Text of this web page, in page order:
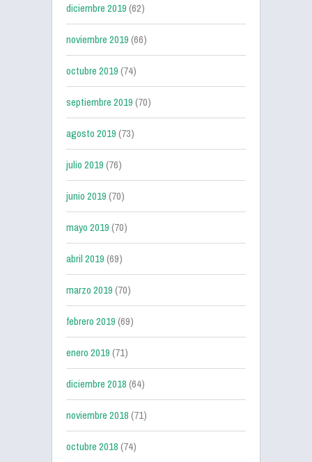
diciembre 2019(62)
noviembre 2019(66)
octubre 2019(74)
septiembre 2019(70)
agosto 2019(73)
julio 2019(76)
junio 2019(70)
mayo 2019(70)
abril 2019(69)
marzo 2019(70)
febrero 2019(69)
enero 2019(71)
diciembre 2018(64)
noviembre 2018(71)
octubre 2018(74)